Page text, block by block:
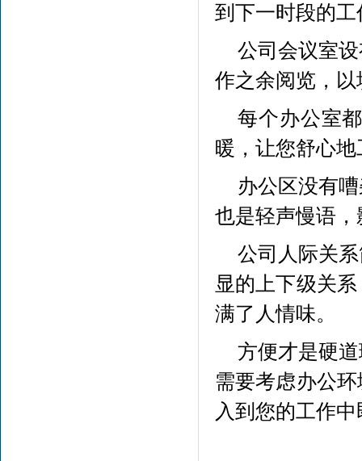
到下一时段的工
公司会议室
作之余阅览，
每个办公室
暖，让您舒心地
办公区没有
也是轻声慢语
公司人际关
显的上下级关
满了人情味。
方便才是硬
需要考虑办公
入到您的工作